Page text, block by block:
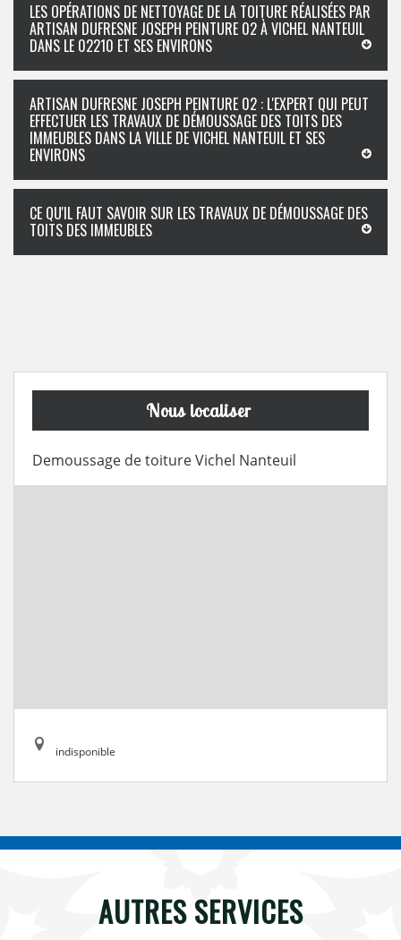
LES OPÉRATIONS DE NETTOYAGE DE LA TOITURE RÉALISÉES PAR
ARTISAN DUFRESNE JOSEPH PEINTURE 02 À VICHEL NANTEUIL
DANS LE 02210 ET SES ENVIRONS
ARTISAN DUFRESNE JOSEPH PEINTURE 02 : L'EXPERT QUI PEUT
EFFECTUER LES TRAVAUX DE DÉMOUSSAGE DES TOITS DES
IMMEUBLES DANS LA VILLE DE VICHEL NANTEUIL ET SES
ENVIRONS
CE QU'IL FAUT SAVOIR SUR LES TRAVAUX DE DÉMOUSSAGE DES
TOITS DES IMMEUBLES
Nous localiser
Demoussage de toiture Vichel Nanteuil
indisponible
AUTRES SERVICES